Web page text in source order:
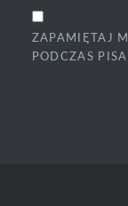
ZAPAMIĘTAJ
PODCZAS